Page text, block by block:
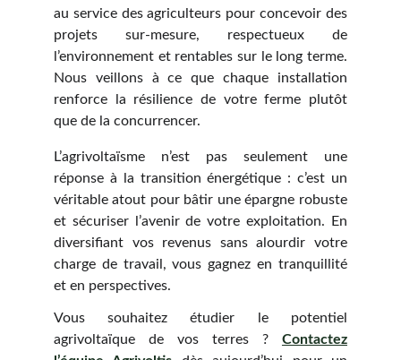
au service des agriculteurs pour concevoir des
projets sur-mesure, respectueux de
l’environnement et rentables sur le long terme.
Nous veillons à ce que chaque installation
renforce la résilience de votre ferme plutôt
que de la concurrencer.
L’agrivoltaïsme n’est pas seulement une
réponse à la transition énergétique : c’est un
véritable atout pour bâtir une épargne robuste
et sécuriser l’avenir de votre exploitation. En
diversifiant vos revenus sans alourdir votre
charge de travail, vous gagnez en tranquillité
et en perspectives.
Vous souhaitez étudier le potentiel
agrivoltaïque de vos terres ? Contactez